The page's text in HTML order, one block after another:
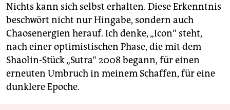
Nichts kann sich selbst erhalten. Diese Erkenntnis
beschwört nicht nur Hingabe, sondern auch
Chaosenergien herauf. Ich denke, „Icon“ steht,
nach einer optimistischen Phase, die mit dem
Shaolin-Stück „Sutra“ 2008 begann, für einen
erneuten Umbruch in meinem Schaffen, für eine
dunklere Epoche.